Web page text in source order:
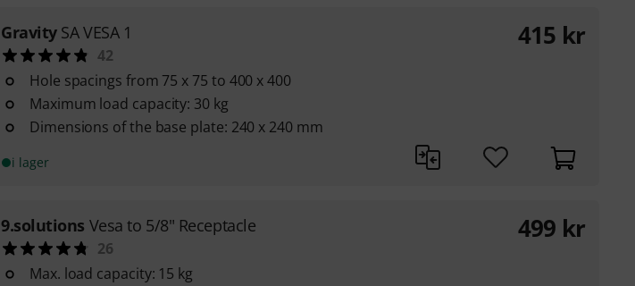
Gravity SA VESA 1
42
Hole spacings from 75 x 75 to 400 x 400
Maximum load capacity: 30 kg
Dimensions of the base plate: 240 x 240 mm
i lager
415 kr
9.solutions Vesa to 5/8" Receptacle
26
Max. load capacity: 15 kg
499 kr